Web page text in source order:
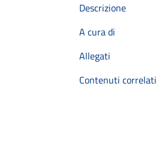
Descrizione
A cura di
Allegati
Contenuti correlati